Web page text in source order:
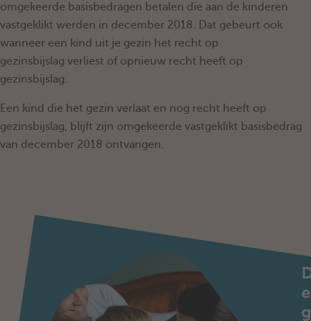
omgekeerde basisbedragen betalen die aan de kinderen
vastgeklikt werden in december 2018. Dat gebeurt ook
wanneer een kind uit je gezin het recht op
gezinsbijslag verliest of opnieuw recht heeft op
gezinsbijslag.
Een kind die het gezin verlaat en nog recht heeft op
gezinsbijslag, blijft zijn omgekeerde vastgeklikt basisbedrag
van december 2018 ontvangen.
e
g